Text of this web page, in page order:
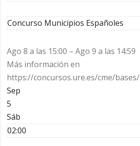
Concurso Municipios Españoles
Ago 8 a las 15:00 – Ago 9 a las 14:59
Más información en
https://concursos.ure.es/cme/bases/
Sep
5
Sáb
02:00